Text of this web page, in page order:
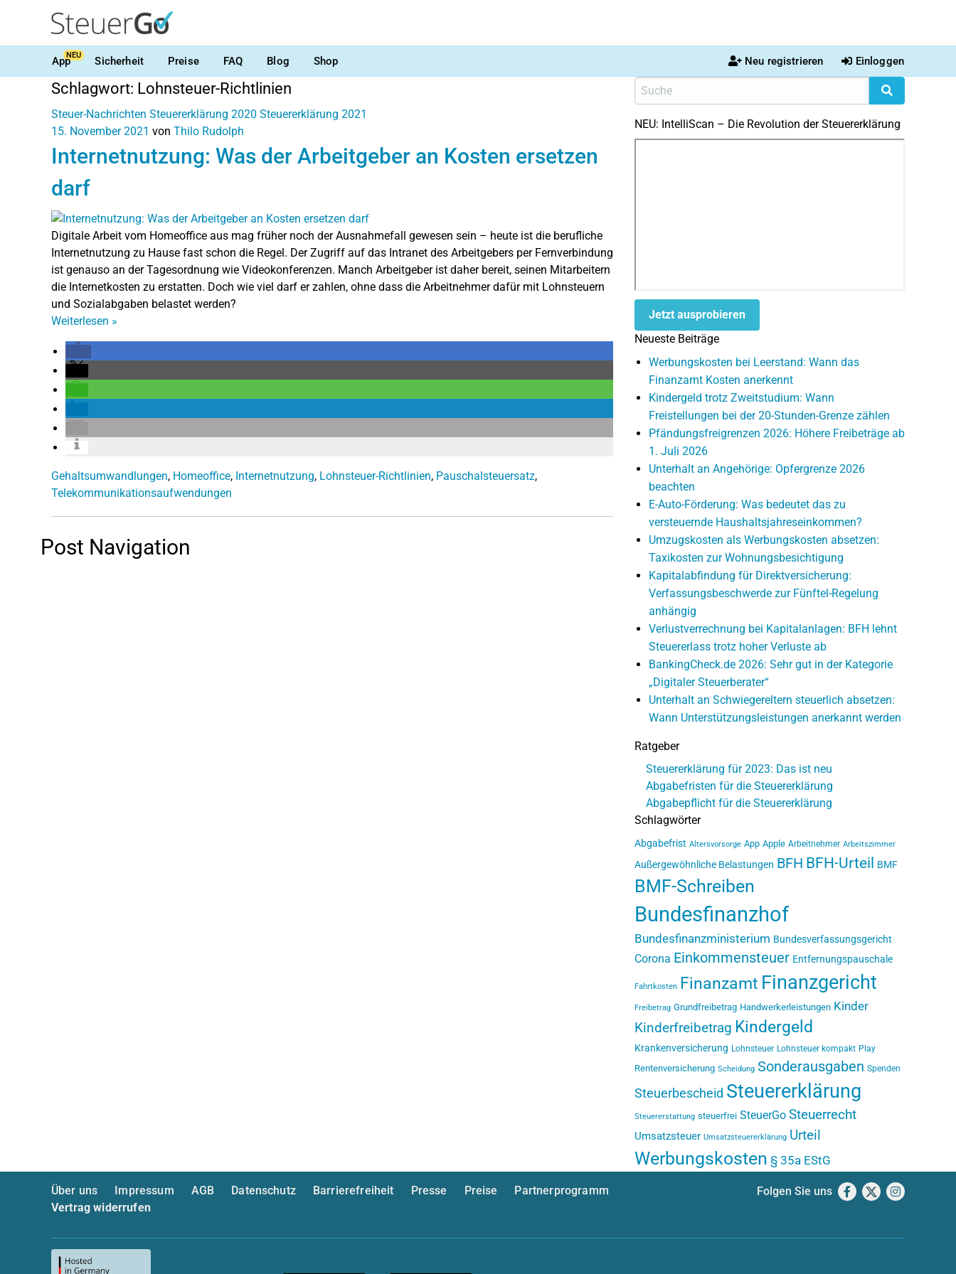
AppNEU Sicherheit Preise FAQ Blog Shop Neu registrieren Einloggen
Schlagwort: Lohnsteuer-Richtlinien
Steuer-Nachrichten Steuererklärung 2020 Steuererklärung 2021
15. November 2021 von Thilo Rudolph
Internetnutzung: Was der Arbeitgeber an Kosten ersetzen
darf
Digitale Arbeit vom Homeoffice aus mag früher noch der Ausnahmefall gewesen sein – heute ist die berufliche
Internetnutzung zu Hause fast schon die Regel. Der Zugriff auf das Intranet des Arbeitgebers per Fernverbindung
ist genauso an der Tagesordnung wie Videokonferenzen. Manch Arbeitgeber ist daher bereit, seinen Mitarbeitern
die Internetkosten zu erstatten. Doch wie viel darf er zahlen, ohne dass die Arbeitnehmer dafür mit Lohnsteuern
und Sozialabgaben belastet werden?
Weiterlesen »
Gehaltsumwandlungen, Homeoffice, Internetnutzung, Lohnsteuer-Richtlinien, Pauschalsteuersatz,
Telekommunikationsaufwendungen
Post Navigation
NEU: IntelliScan – Die Revolution der Steuererklärung
Jetzt ausprobieren
Neueste Beiträge
Werbungskosten bei Leerstand: Wann das
Finanzamt Kosten anerkennt
Kindergeld trotz Zweitstudium: Wann
Freistellungen bei der 20-Stunden-Grenze zählen
Pfändungsfreigrenzen 2026: Höhere Freibeträge ab
1. Juli 2026
Unterhalt an Angehörige: Opfergrenze 2026
beachten
E-Auto-Förderung: Was bedeutet das zu
versteuernde Haushaltsjahreseinkommen?
Umzugskosten als Werbungskosten absetzen:
Taxikosten zur Wohnungsbesichtigung
Kapitalabfindung für Direktversicherung:
Verfassungsbeschwerde zur Fünftel-Regelung
anhängig
Verlustverrechnung bei Kapitalanlagen: BFH lehnt
Steuererlass trotz hoher Verluste ab
BankingCheck.de 2026: Sehr gut in der Kategorie
„Digitaler Steuerberater“
Unterhalt an Schwiegereltern steuerlich absetzen:
Wann Unterstützungsleistungen anerkannt werden
Ratgeber
Steuererklärung für 2023: Das ist neu
Abgabefristen für die Steuererklärung
Abgabepflicht für die Steuererklärung
Schlagwörter
Abgabefrist Altersvorsorge App Apple Arbeitnehmer Arbeitszimmer
Außergewöhnliche Belastungen BFH BFH-Urteil BMF
BMF-Schreiben
Bundesfinanzhof
Bundesfinanzministerium Bundesverfassungsgericht
Corona Einkommensteuer Entfernungspauschale
Fahrtkosten Finanzamt Finanzgericht
Freibetrag Grundfreibetrag Handwerkerleistungen Kinder
Kinderfreibetrag Kindergeld
Krankenversicherung Lohnsteuer Lohnsteuer kompakt Play
Rentenversicherung Scheidung Sonderausgaben Spenden
Steuerbescheid Steuererklärung
Steuererstattung steuerfrei SteuerGo Steuerrecht
Umsatzsteuer Umsatzsteuererklärung Urteil
Werbungskosten § 35a EStG
Über uns Impressum AGB Datenschutz Barrierefreiheit Presse Preise
Partnerprogramm
Vertrag widerrufen
Folgen Sie uns Facebook
X Instagram